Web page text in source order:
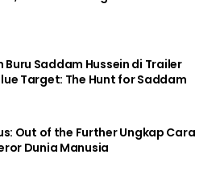
Buru Saddam Hussein di Trailer
Target: The Hunt for Saddam
Out of the Further Ungkap Cara
Dunia Manusia